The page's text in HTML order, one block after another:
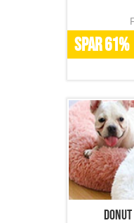
SPAR 61%